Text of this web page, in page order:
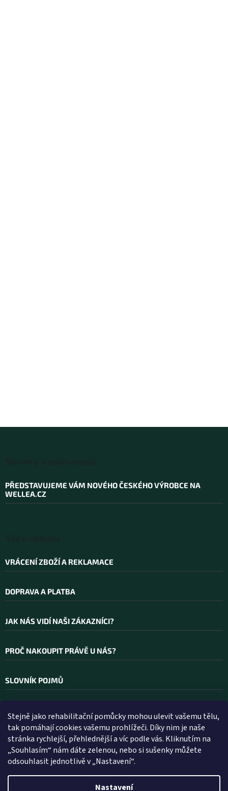
Stejně jako rehabilitační pomůcky mohou ulevit vašemu tělu,
tak pomáhají cookies vašemu prohlížeči. Díky nim je naše
stránka rychlejší, přehlednější a víc podle vás. Kliknutím na
„Souhlasím“ nám dáte zelenou, nebo si sušenky můžete
odsouhlasit jednotlivě v „Nastavení“.
Nastavení
PŘEDSTAVUJEME VÁM NOVÉHO ČESKÉHO VÝROBCE NA
WELLEA.CZ
VRÁCENÍ ZBOŽÍ A REKLAMACE
DOPRAVA A PLATBA
JAK NÁS VIDÍ NAŠI ZÁKAZNÍCI?
PROČ NAKOUPIT PRÁVĚ U NÁS?
SLOVNÍK POJMŮ
Kontakt
INFO@WELLEA.CZ
800 200 900
602 112 602